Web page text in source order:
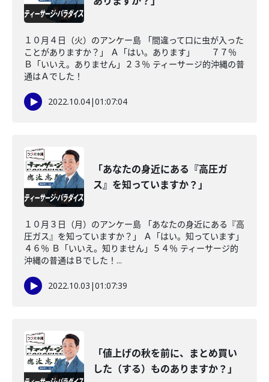
１０月４日（火）のアンケー島 「間違って口に虫が入った
ことがありますか？」 Ａ「はい。あります」 ７７％
Ｂ「いいえ。ありません」２３％ ティーサージ的沖縄の普
通はＡでした！
2022.10.04|01:07:04
「あなたの身近にある『高圧ガ
ス』を知っていますか？」
１０月３日（月）のアンケー島 「あなたの身近にある『高
圧ガス』を知っていますか？」 Ａ「はい。知っています」
４６％ Ｂ「いいえ。知りません」５４％ ティーサージ的
沖縄の普通はＢでした！...
2022.10.03 |01:07:39
「値上げの秋を前に、まとめ買い
した（する）ものありますか？」